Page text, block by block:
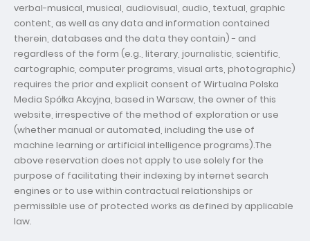
verbal-musical, musical, audiovisual, audio, textual, graphic
content, as well as any data and information contained
therein, databases and the data they contain) - and
regardless of the form (e.g., literary, journalistic, scientific,
cartographic, computer programs, visual arts, photographic)
requires the prior and explicit consent of Wirtualna Polska
Media Spółka Akcyjna, based in Warsaw, the owner of this
website, irrespective of the method of exploration or use
(whether manual or automated, including the use of
machine learning or artificial intelligence programs).The
above reservation does not apply to use solely for the
purpose of facilitating their indexing by internet search
engines or to use within contractual relationships or
permissible use of protected works as defined by applicable
law.